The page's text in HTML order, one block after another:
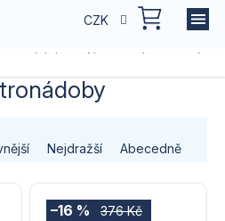
CZK
Nerezové
Nejdražší Abecedně
376 Kč
–16 %